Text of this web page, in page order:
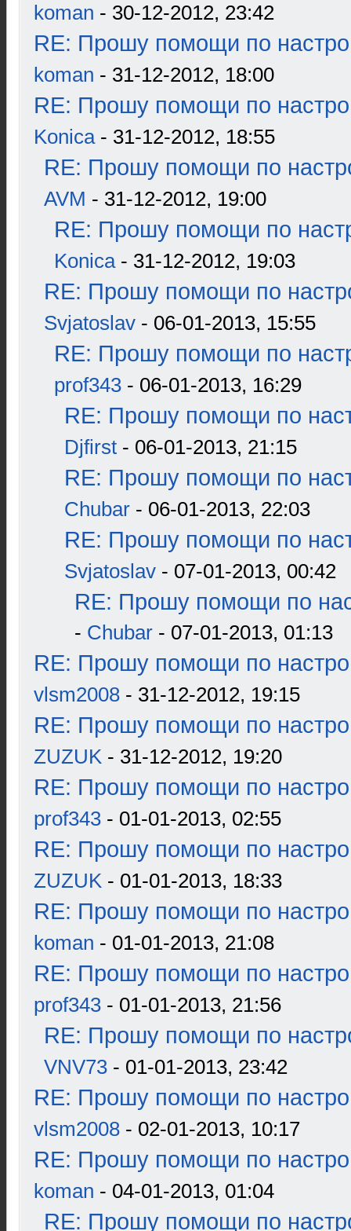
koman - 30-12-2012, 23:42
RE: Прошу помощи по
koman - 31-12-2012, 18:00
RE: Прошу помощи по
Konica- 31-12-2012, 18:55
RE: Прошу помощи по
AVM - 31-12-2012, 19:00
RE: Прошу помощи по
Konica- 31-12-2012, 19:03
RE: Прошу помощи по
Svjatoslav - 06-01-2013, 15:55
RE: Прошу помощи по
prof343 - 06-01-2013, 16:29
RE: Прошу помощи по
Djfirst - 06-01-2013, 21:15
RE: Прошу помощи по
Chubar - 06-01-2013, 22:03
RE: Прошу помощи по
Svjatoslav - 07-01-2013, 00:42
RE: Прошу помощи по
- Chubar - 07-01-2013, 01:13
RE: Прошу помощи по
vlsm2008 - 31-12-2012, 19:15
RE: Прошу помощи по
ZUZUK - 31-12-2012, 19:20
RE: Прошу помощи по
prof343 - 01-01-2013, 02:55
RE: Прошу помощи по
ZUZUK - 01-01-2013, 18:33
RE: Прошу помощи по
koman - 01-01-2013, 21:08
RE: Прошу помощи по
prof343 - 01-01-2013, 21:56
RE: Прошу помощи по
VNV73 - 01-01-2013, 23:42
RE: Прошу помощи по
vlsm2008 - 02-01-2013, 10:17
RE: Прошу помощи по
koman - 04-01-2013, 01:04
RE: Прошу помощи по